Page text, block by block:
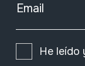
Email
He leído